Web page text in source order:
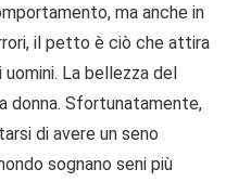
ma anche in
il petto è ciò che attira
La bellezza del
donna. Sfortunatamente,
di avere un seno
sognano seni più